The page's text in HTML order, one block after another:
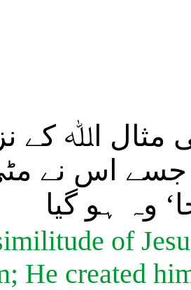
مثال اﷲ کے
جسے اس نے
وہ ہو گیا
of
He created